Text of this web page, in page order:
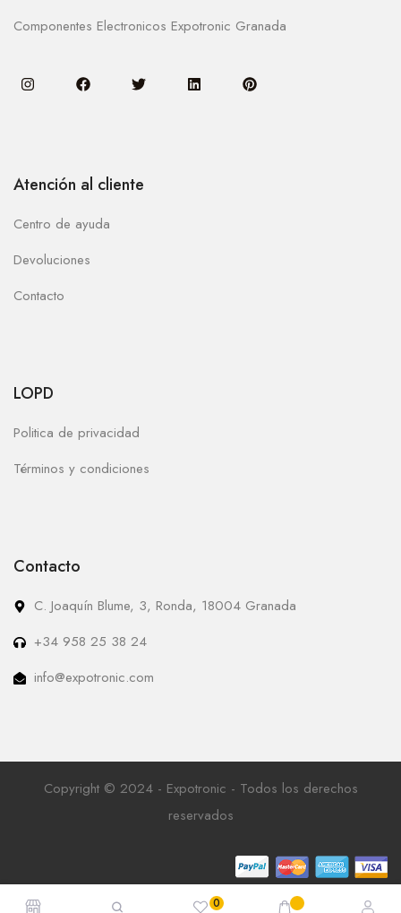
Componentes Electronicos Expotronic Granada
Atención al cliente
Centro de ayuda
Devoluciones
Contacto
LOPD
Politica de privacidad
Términos y condiciones
Contacto
C. Joaquín Blume, 3, Ronda, 18004 Granada
+34 958 25 38 24
info@expotronic.com
Copyright © 2024 - Expotronic - Todos los derechos
reservados